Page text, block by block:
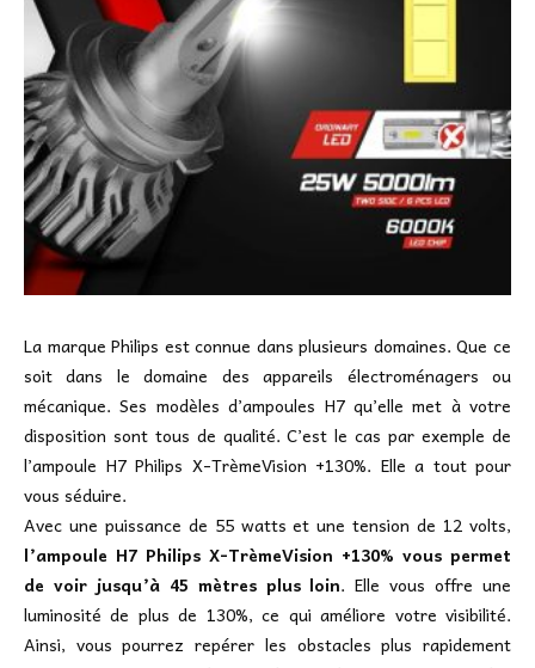
La marque Philips est connue dans plusieurs domaines. Que ce
soit dans le domaine des appareils électroménagers ou
mécanique. Ses modèles d’ampoules H7 qu’elle met à votre
disposition sont tous de qualité. C’est le cas par exemple de
l’ampoule H7 Philips X-TrèmeVision +130%. Elle a tout pour
vous séduire.
Avec une puissance de 55 watts et une tension de 12 volts,
l’ampoule H7 Philips X-TrèmeVision +130% vous permet
de voir jusqu’à 45 mètres plus loin. Elle vous offre une
luminosité de plus de 130%, ce qui améliore votre visibilité.
Ainsi, vous pourrez repérer les obstacles plus rapidement